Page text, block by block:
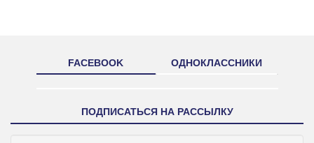
FACEBOOK ОДНОКЛАССНИКИ
ПОДПИСАТЬСЯ НА РАССЫЛКУ